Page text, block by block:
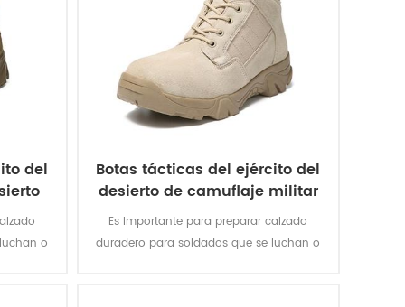
del
o
Botas tácticas del ejército del
desierto de camuflaje militar
con cremallera
Es Importante para preparar calzado
duradero para soldados que se luchan o